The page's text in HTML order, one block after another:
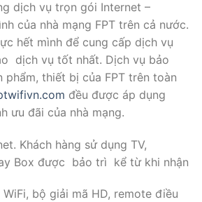
dịch vụ trọn gói Internet –
của nhà mạng FPT trên cả nước.
hết mình để cung cấp dịch vụ
dịch vụ tốt nhất. Dịch vụ bảo
phẩm, thiết bị của FPT trên toàn
đều được áp dụng
ưu đãi của nhà mạng.
Khách hàng sử dụng TV,
Box được bảo trì kể từ khi nhận
bộ giải mã HD, remote điều